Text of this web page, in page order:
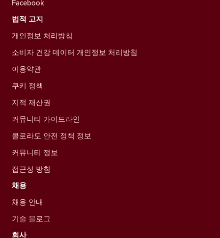
Facebook
법적 고지
개인정보 처리방침
소비자 건강 데이터 개인정보 처리방침
이용약관
쿠키 정책
지적 재산권
커뮤니티 가이드라인
콜로라도 안전 정책 정보
커뮤니티 정보
접근성 방침
채용
채용 안내
기술 블로그
회사